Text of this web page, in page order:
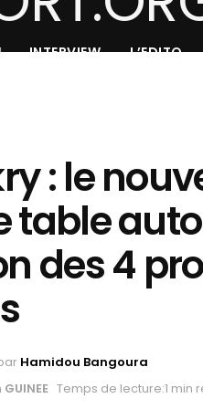
INTERVIEW L’EDITO
: le
table
des 4
Hamidou Bangoura
GUINEE Temps de lecture:1 min